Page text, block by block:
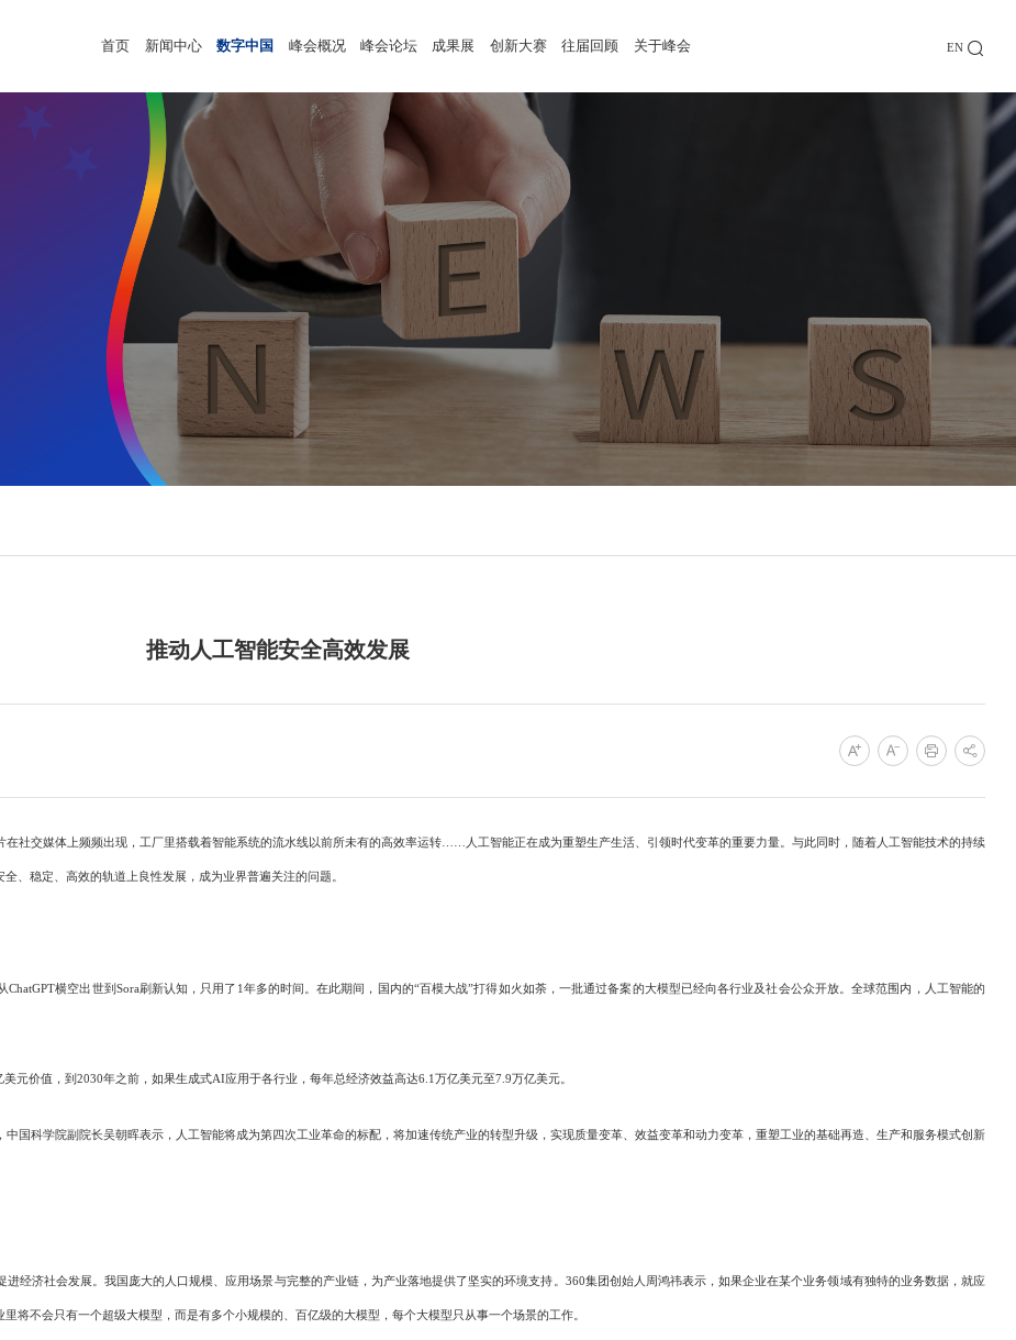
EN
首页 新闻中心 数字中国 峰会概况 峰会论坛 成果展 创新大赛 往届回顾 关于峰会
推动人工智能安全高效发展
交媒体上频频出现，工厂里搭载着智能系统的流水线以前所未有的高效率运转……人工智能正在成为重塑生产生活、引领时代变革的重要力量。与此同时，随着人工智能技术的持续
、稳定、高效的轨道上良性发展，成为业界普遍关注的问题。
横空出世到Sora刷新认知，只用了1年多的时间。在此期间，国内的“百模大战”打得如火如荼，一批通过备案的大模型已经向各行业及社会公众开放。全球范围内，人工智能的
价值，到2030年之前，如果生成式AI应用于各行业，每年总经济效益高达6.1万亿美元至7.9万亿美元。
科学院副院长吴朝晖表示，人工智能将成为第四次工业革命的标配，将加速传统产业的转型升级，实现质量变革、效益变革和动力变革，重塑工业的基础再造、生产和服务模式创新
济社会发展。我国庞大的人口规模、应用场景与完整的产业链，为产业落地提供了坚实的环境支持。360集团创始人周鸿祎表示，如果企业在某个业务领域有独特的业务数据，就应
将不会只有一个超级大模型，而是有多个小规模的、百亿级的大模型，每个大模型只从事一个场景的工作。